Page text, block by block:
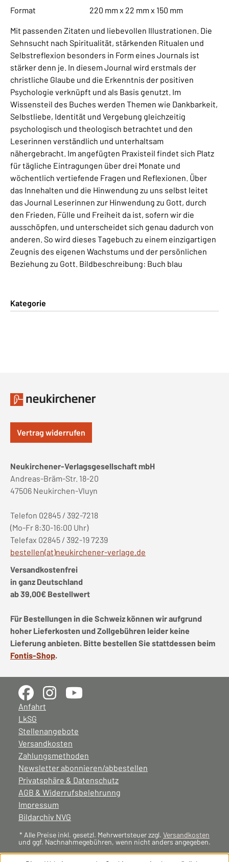
Format 220 mm x 22 mm x 150 mm
Mit passenden Zitaten und liebevollen Illustrationen. Die
Sehnsucht nach Spiritualität, stärkenden Ritualen und
Selbstreflexion besonders in Form eines Journals ist
stärker denn je. In diesem Journal wird erstmals der
christliche Glaube und die Erkenntnis der positiven
Psychologie verknüpft und als Basis genutzt. Im
Wissensteil des Buches werden Themen wie Dankbarkeit,
Selbstliebe, Identität und Vergebung gleichzeitig
psychologisch und theologisch betrachtet und den
Leserinnen verständlich und unterhaltsam
nähergebracht. Im angefügten Praxisteil findet sich Platz
für tägliche Eintragungen über drei Monate und
wöchentlich vertiefende Fragen und Reflexionen. Über
das Innehalten und die Hinwendung zu uns selbst leitet
das Journal Leserinnen zur Hinwendung zu Gott, durch
den Frieden, Fülle und Freiheit da ist, sofern wir die
ausschöpfen, und unterscheidet sich genau dadurch von
anderen. So wird dieses Tagebuch zu einem einzigartigen
Zeugnis des eigenen Wachstums und der persönlichen
Beziehung zu Gott. Bildbeschreibung: Buch blau
Kategorie
Vertrag widerrufen
Neukirchener-Verlagsgesellschaft mbH
Andreas-Bräm-Str. 18-20
47506 Neukirchen-Vluyn
Telefon 02845 / 392-7218
(Mo-Fr 8:30-16:00 Uhr)
Telefax 02845 / 392-19 7239
bestellen(at)neukirchener-verlage.de
Versandkostenfrei
in ganz Deutschland
ab 39,00€ Bestellwert
Für Bestellungen in die Schweiz können wir aufgrund
hoher Lieferkosten und Zollgebühren leider keine
Lieferung anbieten. Bitte bestellen Sie stattdessen beim
Fontis-Shop.
Anfahrt
LkSG
Stellenangebote
Versandkosten
Zahlungsmethoden
Newsletter abonnieren/abbestellen
Privatsphäre & Datenschutz
AGB & Widerrufsbelehrunng
Impressum
Bildarchiv NVG
* Alle Preise inkl. gesetzl. Mehrwertsteuer zzgl. Versandkosten
und ggf. Nachnahmegebühren, wenn nicht anders angegeben.